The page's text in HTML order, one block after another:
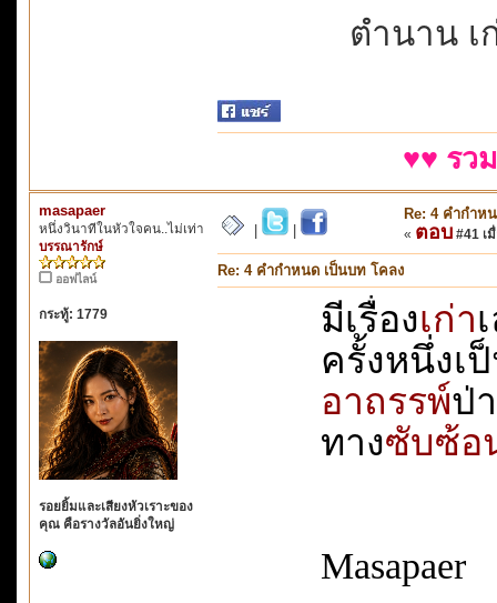
ตำนาน เ
♥♥ รว
masapaer
หนึ่งวินาทีในหัวใจคน..ไม่เท่า
บรรณารักษ์
ออฟไลน์
กระทู้: 1779
รอยยิ้มและเสียงหัวเราะของ
คุณ คือรางวัลอันยิ่งใหญ่
Re: 4 คำกำห
« ตอบ #41 เ
Re: 4 คำกำหนด เป็นบท โคลง
มีเรื่องเก่า
ครั้งหนึ่งเ
อาถรรพ์ป่
ทางซับซ้อ
Masapaer